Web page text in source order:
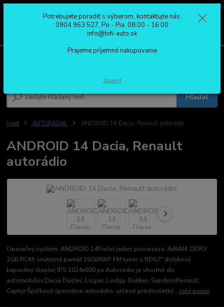
Hľadať
0904 963 527
Po - Pia: 08:00 - 16:00
Úvod AUTORÁDIA ANDROID 14 Dacia, Renault autorádio
ANDROID 14 Dacia, Renault
autorádio
Operačný systém: ANDROID 14Počet jadier procesora: 4xRAM: DDR3
2GB ROM: vnútorná pamäť 16GBNXP FM tuner s RDS7" dotykový
kapacitný displej IPS 1024x600 px Autorádio je vhodné do
automobilov:Dacia Duster, Logan, Lodgy, Dokker, SanderoRenault
Captur Špičkové špeciálne autorádio, určené predovšetký... celý popis
Potrebujete poradiť s výberom, kontaktujte nás:
0904 963 527, Po - Pia: 08:00 - 16:00
info@hifi-auto.sk
Prajeme príjemné nakupovanie
Zatvoriť